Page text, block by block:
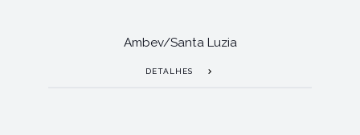
Ambev/Santa Luzia
DETALHES